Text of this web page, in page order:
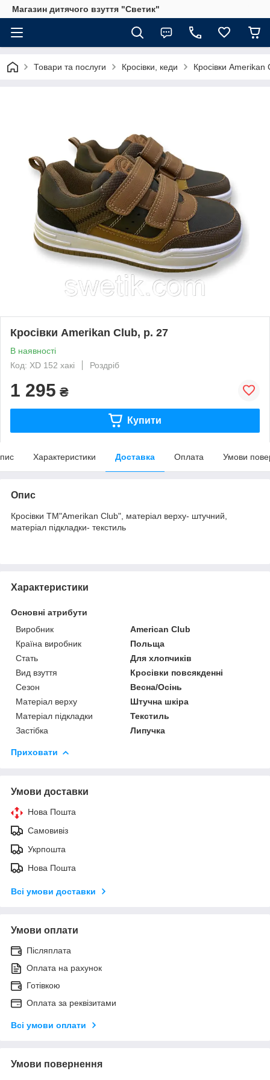
Магазин дитячого взуття "Светик"
Товари та послуги Кросівки, кеди Кросівки Amerikan
Кросівки Amerikan Club, р. 27
В наявності
Код: XD 152 хакі
Роздріб
1 295 ₴
Купити
Характеристики Доставка Оплата Умови
Опис
Кросівки ТМ"Amerikan Club", матеріал верху- штучний,
матеріал підкладки- текстиль
Характеристики
Основні атрибути
Виробник
American Club
Країна виробник
Польща
Стать
Для хлопчиків
Вид взуття
Кросівки повсякденні
Сезон
Весна/Осінь
Матеріал верху
Штучна шкіра
Матеріал підкладки
Текстиль
Застібка
Липучка
Приховати
Умови доставки
Нова Пошта
Самовивіз
Укрпошта
Нова Пошта
Всі умови доставки
Умови оплати
Післяплата
Оплата на рахунок
Готівкою
Оплата за реквізитами
Всі умови оплати
Умови повернення